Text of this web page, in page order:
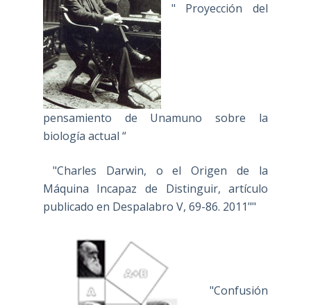
" Proyección del
pensamiento de Unamuno sobre la
biología actual “
"Charles Darwin, o el Origen de la
Máquina Incapaz de Distinguir, artículo
publicado en Despalabro V, 69-86. 2011""
"Confusión